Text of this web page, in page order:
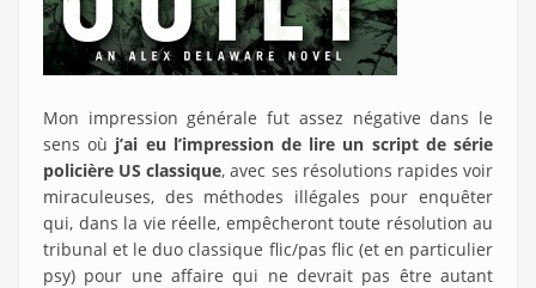
Mon impression générale fut assez négative dans le
sens où j’ai eu l’impression de lire un script de série
policière US classique, avec ses résolutions rapides voir
miraculeuses, des méthodes illégales pour enquêter
qui, dans la vie réelle, empêcheront toute résolution au
tribunal et le duo classique flic/pas flic (et en particulier
psy) pour une affaire qui ne devrait pas être autant